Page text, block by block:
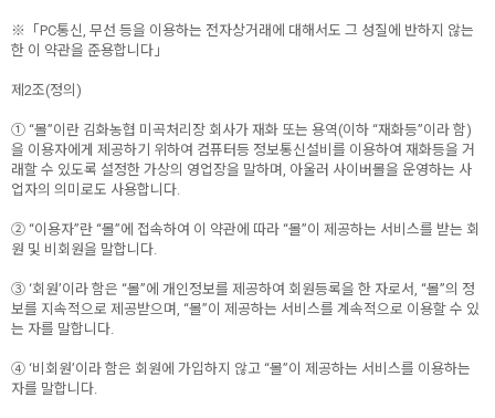
※「PC통신, 무선 등을 이용하는 전자상거래에 대해서도 그 성질에 반하지 않는
한 이 약관을 준용합니다」
제2조(정의)
① “몰”이란 김화농협 미곡처리장 회사가 재화 또는 용역(이하 “재화등”이라 함)
을 이용자에게 제공하기 위하여 컴퓨터등 정보통신설비를 이용하여 재화등을 거
래할 수 있도록 설정한 가상의 영업장을 말하며, 아울러 사이버몰을 운영하는 사
업자의 의미로도 사용합니다.
② “이용자”란 “몰”에 접속하여 이 약관에 따라 “몰”이 제공하는 서비스를 받는 회
원 및 비회원을 말합니다.
③ ‘회원’이라 함은 “몰”에 개인정보를 제공하여 회원등록을 한 자로서, “몰”의 정
보를 지속적으로 제공받으며, “몰”이 제공하는 서비스를 계속적으로 이용할 수 있
는 자를 말합니다.
④ ‘비회원’이라 함은 회원에 가입하지 않고 “몰”이 제공하는 서비스를 이용하는
자를 말합니다.